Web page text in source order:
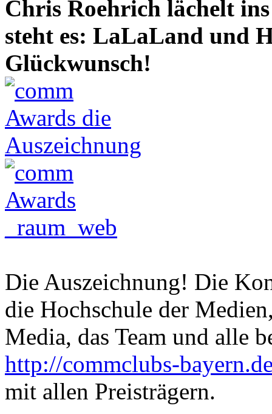
Chris Roehrich lächelt
steht es: LaLaLand und
Glückwunsch!
Die Auszeichnung! Die
die Hochschule der
Media, das Team und alle
http://commclubs-
mit allen Preisträgern.